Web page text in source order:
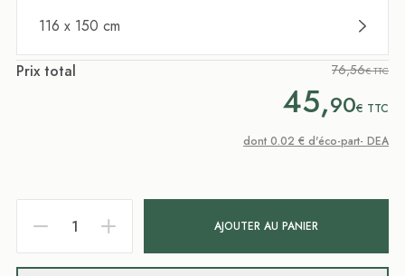
116 x 150 cm
Prix total 76,56€ TTC
45,90€ TTC
dont 0.02 € d'éco-part- DEA
AJOUTER AU PANIER